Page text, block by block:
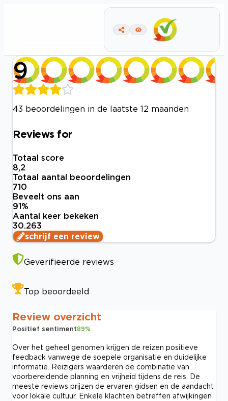
9
43 beoordelingen in de laatste 12 maanden
Reviews for
Totaal score
8,2
Totaal aantal beoordelingen
710
Beveelt ons aan
91%
Aantal keer bekeken
30.263
schrijf een review
Geverifieerde reviews
Top beoordeeld
Review overzicht
Positief sentiment89%
Over het geheel genomen krijgen de reizen positieve
feedback vanwege de soepele organisatie en duidelijke
informatie. Reizigers waarderen de combinatie van
voorbereidende planning en vrijheid tijdens de reis. De
meeste reviews prijzen de ervaren gidsen en de aandacht
voor lokale cultuur. Enkele klachten betreffen afwijkingen